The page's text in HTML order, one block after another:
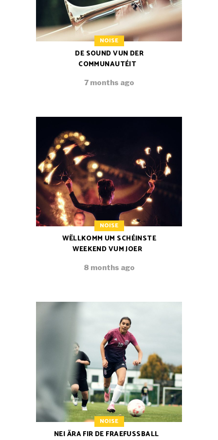
NOISE
DE SOUND VUN DER
COMMUNAUTÉIT
7 months ago
NOISE
WËLLKOMM UM SCHÉINSTE
WEEKEND VUM JOER
8 months ago
NOISE
NEI ÄRA FIR DE FRAEFUSSBALL